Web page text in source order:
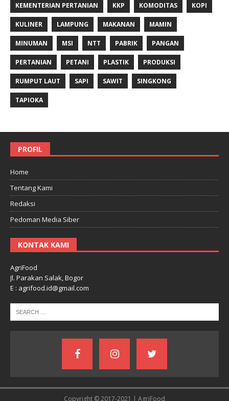
KEMENTERIAN PERTANIAN KKP KOMODITAS KOPI
KULINER LAMPUNG MAKANAN MAMIN
MINUMAN MSI NTT PABRIK PANGAN
PERTANIAN PETANI PLASTIK PRODUKSI
RUMPUT LAUT SAPI SAWIT SINGKONG
TAPIOKA
PROFIL
Home
Tentang Kami
Redaksi
Pedoman Media Siber
KONTAK KAMI
AgriFood
Jl. Parakan Salak, Bogor
E : agrifood.id@gmail.com
Copyright © 2017-2021 | AgriFood